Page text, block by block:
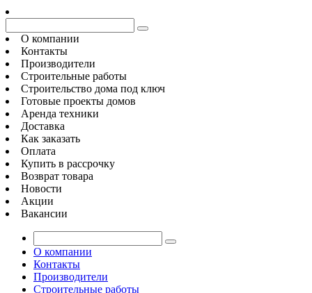
О компании
Контакты
Производители
Строительные работы
Строительство дома под ключ
Готовые проекты домов
Аренда техники
Доставка
Как заказать
Оплата
Купить в рассрочку
Возврат товара
Новости
Акции
Вакансии
О компании
Контакты
Производители
Строительные работы